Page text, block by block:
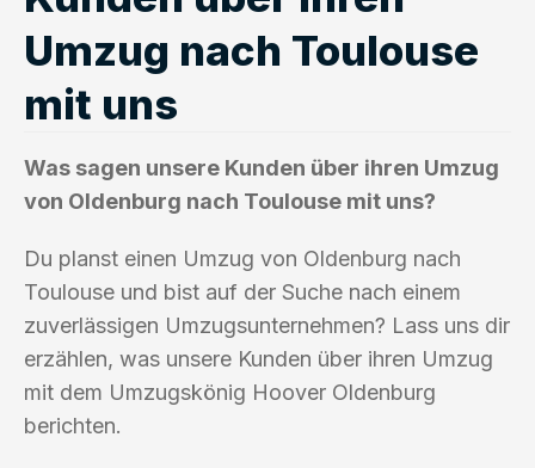
Umzug nach Toulouse
mit uns
Was sagen unsere Kunden über ihren Umzug
von Oldenburg nach Toulouse mit uns?
Du planst einen Umzug von Oldenburg nach
Toulouse und bist auf der Suche nach einem
zuverlässigen Umzugsunternehmen? Lass uns dir
erzählen, was unsere Kunden über ihren Umzug
mit dem Umzugskönig Hoover Oldenburg
berichten.